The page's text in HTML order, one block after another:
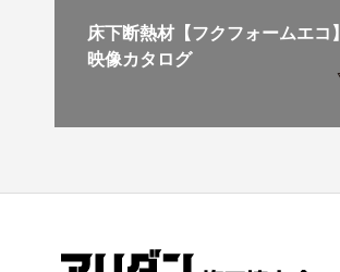
床下断熱材【フクフォームエコ
映像カタログ